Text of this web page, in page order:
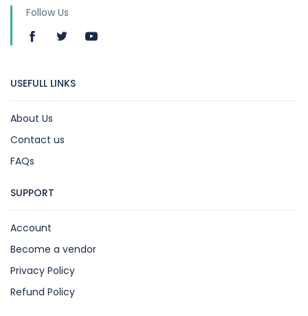
Follow Us
USEFULL LINKS
About Us
Contact us
FAQs
SUPPORT
Account
Become a vendor
Privacy Policy
Refund Policy